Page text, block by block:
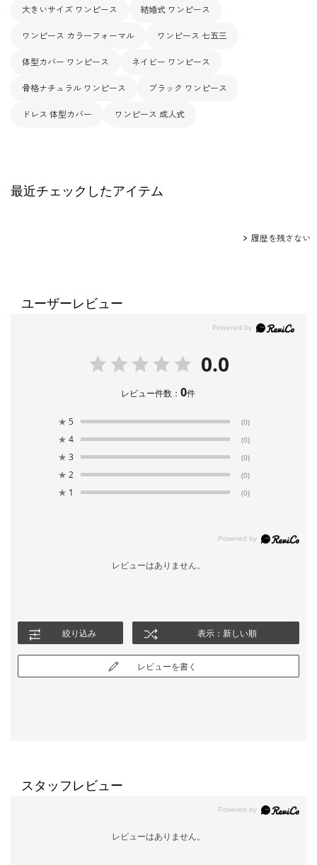
大きいサイズ ワンピース 結婚式 ワンピース
ワンピース カラーフォーマル ワンピース 七五三
体型カバー ワンピース ネイビー ワンピース
骨格ナチュラル ワンピース ブラック ワンピース
ドレス 体型カバー ワンピース 成人式
最近チェックしたアイテム
履歴を残さない
ユーザーレビュー
0.0
レビュー件数：0件
★ 5 (0)
★ 4 (0)
★ 3 (0)
★ 2 (0)
★ 1 (0)
レビューはありません。
絞り込み 表示：新しい順
レビューを書く
スタッフレビュー
レビューはありません。